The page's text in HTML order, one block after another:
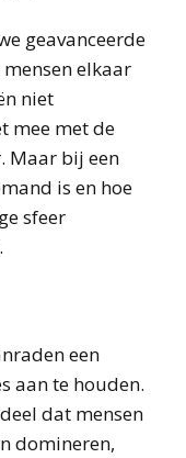
geavanceerde
elkaar
niet
mee met de
Maar bij een
is en hoe
sfeer
een
aan te houden.
dat mensen
domineren,